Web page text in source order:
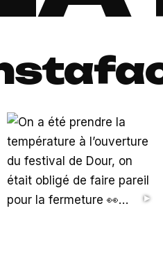
▶